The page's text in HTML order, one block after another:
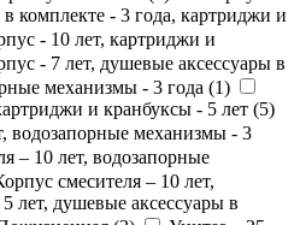
комплекте - 3 года, картриджи и
- 10 лет, картриджи и
- 7 лет, душевые аксессуары в
механизмы - 3 года (1)
и кранбуксы - 5 лет (5)
водозапорные механизмы - 3
– 10 лет, водозапорные
смесителя – 10 лет,
лет, душевые аксессуары в